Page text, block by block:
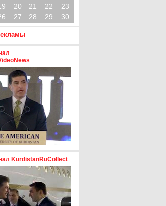
20 21 22
23
27 28 29 30
KurdistanRuCollect